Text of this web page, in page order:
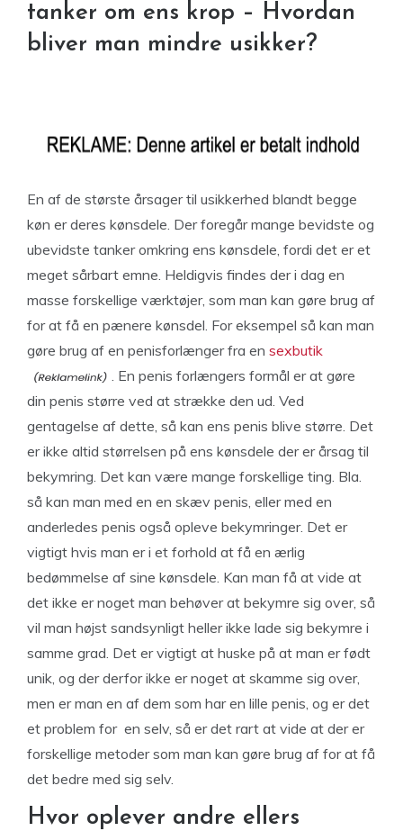
tanker om ens krop – Hvordan
bliver man mindre usikker?
En af de største årsager til usikkerhed blandt begge
køn er deres kønsdele. Der foregår mange bevidste og
ubevidste tanker omkring ens kønsdele, fordi det er et
meget sårbart emne. Heldigvis findes der i dag en
masse forskellige værktøjer, som man kan gøre brug af
for at få en pænere kønsdel. For eksempel så kan man
gøre brug af en penisforlænger fra en sexbutik
. En penis forlængers formål er at gøre
din penis større ved at strække den ud. Ved
gentagelse af dette, så kan ens penis blive større. Det
er ikke altid størrelsen på ens kønsdele der er årsag til
bekymring. Det kan være mange forskellige ting. Bla.
så kan man med en en skæv penis, eller med en
anderledes penis også opleve bekymringer. Det er
vigtigt hvis man er i et forhold at få en ærlig
bedømmelse af sine kønsdele. Kan man få at vide at
det ikke er noget man behøver at bekymre sig over, så
vil man højst sandsynligt heller ikke lade sig bekymre i
samme grad. Det er vigtigt at huske på at man er født
unik, og der derfor ikke er noget at skamme sig over,
men er man en af dem som har en lille penis, og er det
et problem for en selv, så er det rart at vide at der er
forskellige metoder som man kan gøre brug af for at få
det bedre med sig selv.
Hvor oplever andre ellers